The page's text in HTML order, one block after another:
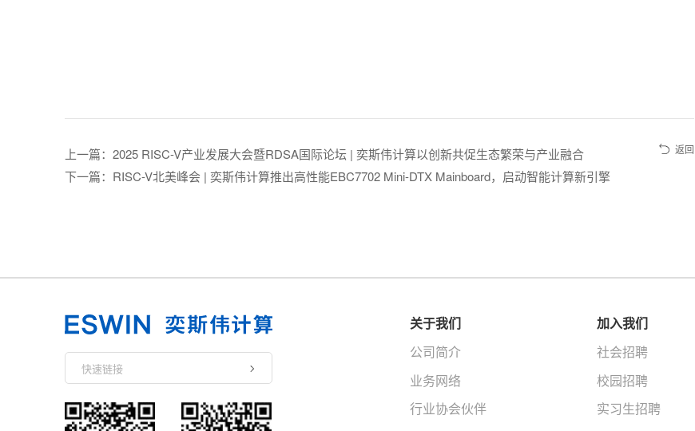
上一篇： 2025 RISC-V产业发展大会暨RDSA国际论坛 | 奕斯伟计算以创新共促生态繁荣与产业融合
下一篇： RISC-V北美峰会 | 奕斯伟计算推出高性能EBC7702 Mini-DTX Mainboard，启动智能计算新引擎
返回
快速链接
关于我们
公司简介
业务网络
行业协会伙伴
加入我们
社会招聘
校园招聘
实习生招聘